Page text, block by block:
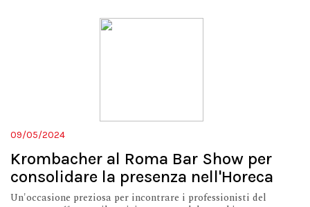
09/05/2024
Krombacher al Roma Bar Show per
consolidare la presenza nell'Horeca
Un'occasione preziosa per incontrare i professionisti del